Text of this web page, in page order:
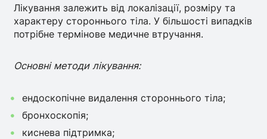
Лікування залежить від локалізації, розміру та
характеру стороннього тіла. У більшості випадків
потрібне термінове медичне втручання.
Основні методи лікування:
ендоскопічне видалення стороннього тіла;
бронхоскопія;
киснева підтримка;